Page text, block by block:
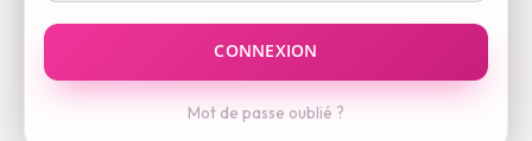
Mot de passe oublié ?